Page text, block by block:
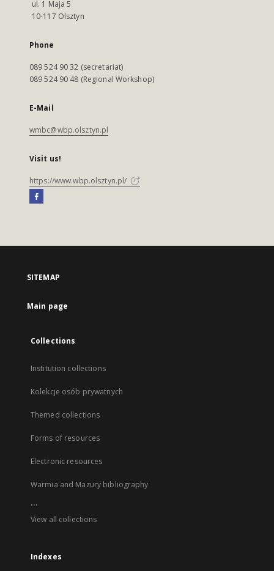
ul. 1 Maja 5
10-117 Olsztyn
Phone
089 524 90 32 (secretariat)
089 524 90 48 (Regional Workshop)
E-Mail
wmbc@wbp.olsztyn.pl
Visit us!
https://www.wbp.olsztyn.pl/
SITEMAP
Main page
Collections
Institution collections
Kolekcje osób prywatnych
Themed collections
Forms of resources
Electronic resources
Warmia and Mazury bibliography
...
View all collections
Indexes